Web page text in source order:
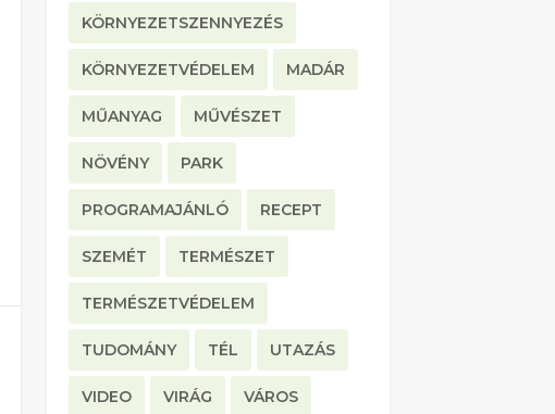
KÖRNYEZETSZENNYEZÉS
KÖRNYEZETVÉDELEM MADÁR
MŰANYAG MŰVÉSZET
NÖVÉNY PARK
PROGRAMAJÁNLÓ RECEPT
SZEMÉT TERMÉSZET
TERMÉSZETVÉDELEM
TUDOMÁNY TÉL UTAZÁS
VIDEO VIRÁG VÁROS